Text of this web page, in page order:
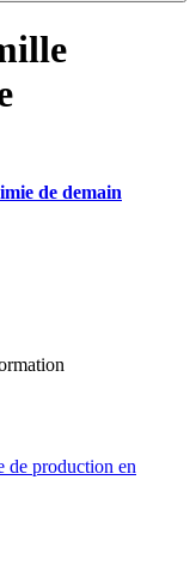
de demain
de production en